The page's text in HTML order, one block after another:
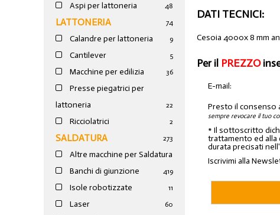
Aspi per lattoneria 48
LATTONERIA 74
Calandre per lattoneria 9
Cantilever 5
Macchine per edilizia 36
Presse piegatrici per
lattoneria
22
Ricciolatrici 2
SALDATURA 273
Altre macchine per Saldatura
19
Banchi di giunzione 4
Isole robotizzate 11
Laser 60
DATI TECNICI:
Cesoia 4000x 8 mm
Per il PREZZO
E-mail:
Presto il consenso
sempre revocare il tuo
* Il sottoscritto
trattamento ed alla
durata precisati
Iscrivimi alla